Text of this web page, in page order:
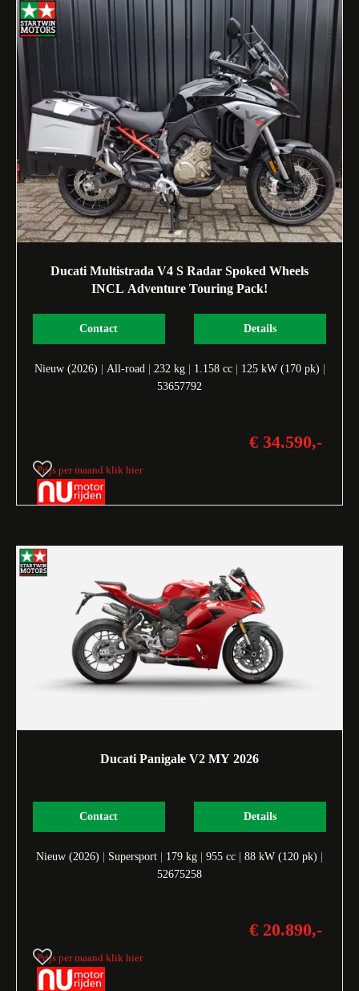
Ducati Multistrada V4 S Radar Spoked Wheels
INCL Adventure Touring Pack!
Details
Contact
Nieuw (2026) All-road 232 kg| 1.158 cc| 125 kW (170 pk)
53657792
€ 34.590,-
Prijs per maand klik hier
Ducati Panigale V2 MY 2026
Details
Contact
Nieuw (2026) Supersport 179 kg 955 cc 88 kW (120 pk)
52675258
€ 20.890,-
Prijs per maand klik hier